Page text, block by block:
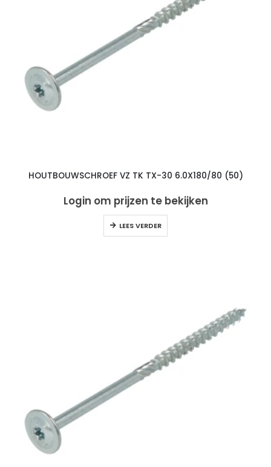
HOUTBOUWSCHROEF VZ TK TX-30 6.0X180/80 (50)
Login om prijzen te bekijken
LEES VERDER